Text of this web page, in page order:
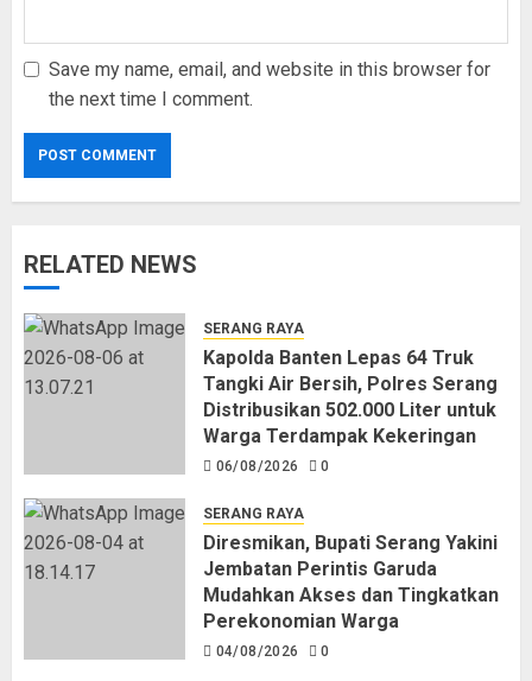
Save my name, email, and website in this browser for
the next time I comment.
RELATED NEWS
SERANG RAYA
Kapolda Banten Lepas 64 Truk
Tangki Air Bersih, Polres Serang
Distribusikan 502.000 Liter untuk
Warga Terdampak Kekeringan
06/08/2026 0
SERANG RAYA
Diresmikan, Bupati Serang Yakini
Jembatan Perintis Garuda
Mudahkan Akses dan Tingkatkan
Perekonomian Warga
04/08/2026 0